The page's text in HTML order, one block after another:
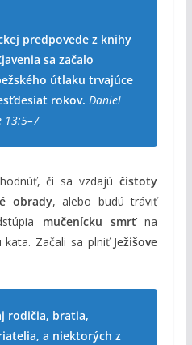
predpovede z knihy
sa začalo
útlaku trvajúce
rokov. Daniel
13:5–7
či sa vzdajúčistoty
obrady, alebo budú tráviť
mučenícku smrťna
kata. Začali sa plniť Ježišove
rodičia, bratia,
a niektorých z